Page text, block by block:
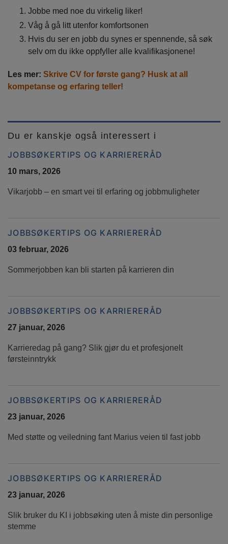
Jobbe med noe du virkelig liker!
Våg å gå litt utenfor komfortsonen
Hvis du ser en jobb du synes er spennende, så søk
selv om du ikke oppfyller alle kvalifikasjonene!
Les mer: Skrive CV for første gang? Husk at all
kompetanse og erfaring teller!
Du er kanskje også interessert i
JOBBSØKERTIPS OG KARRIERERÅD
10 mars, 2026
Vikarjobb – en smart vei til erfaring og jobbmuligheter
JOBBSØKERTIPS OG KARRIERERÅD
03 februar, 2026
Sommerjobben kan bli starten på karrieren din
JOBBSØKERTIPS OG KARRIERERÅD
27 januar, 2026
Karrieredag på gang? Slik gjør du et profesjonelt
førsteinntrykk
JOBBSØKERTIPS OG KARRIERERÅD
23 januar, 2026
Med støtte og veiledning fant Marius veien til fast jobb
JOBBSØKERTIPS OG KARRIERERÅD
23 januar, 2026
Slik bruker du KI i jobbsøking uten å miste din personlige
stemme